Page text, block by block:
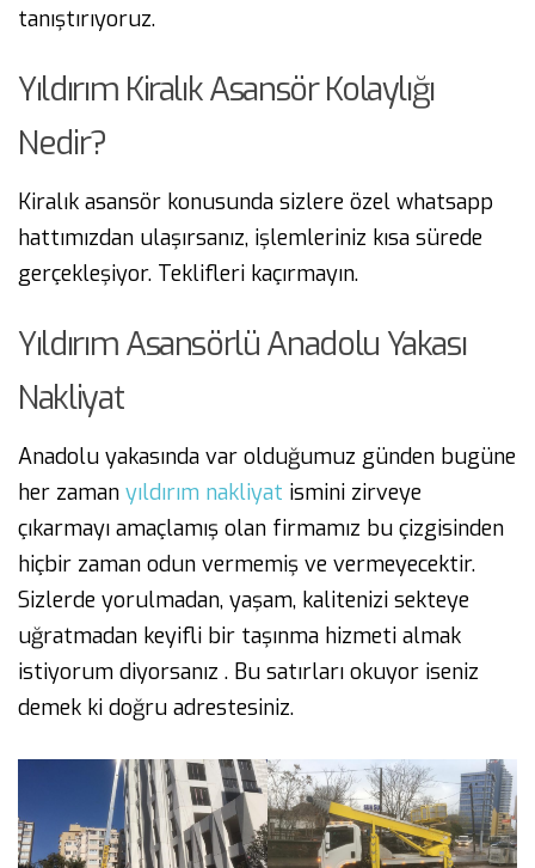
tanıştırıyoruz.
Yıldırım Kiralık Asansör Kolaylığı
Nedir?
Kiralık asansör konusunda sizlere özel whatsapp
hattımızdan ulaşırsanız, işlemleriniz kısa sürede
gerçekleşiyor. Teklifleri kaçırmayın.
Yıldırım Asansörlü Anadolu Yakası
Nakliyat
Anadolu yakasında var olduğumuz günden bugüne
her zaman yıldırım nakliyat ismini zirveye
çıkarmayı amaçlamış olan firmamız bu çizgisinden
hiçbir zaman odun vermemiş ve vermeyecektir.
Sizlerde yorulmadan, yaşam, kalitenizi sekteye
uğratmadan keyifli bir taşınma hizmeti almak
istiyorum diyorsanız . Bu satırları okuyor iseniz
demek ki doğru adrestesiniz.